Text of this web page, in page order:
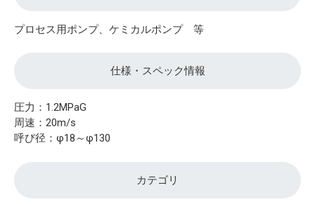
プロセス用ポンプ、ケミカルポンプ 等
仕様・スペック情報
圧力：1.2MPaG
周速：20m/s
呼び径：φ18～φ130
カテゴリ